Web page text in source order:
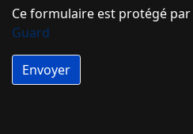
Ce formulaire est protégé par
Guard
Envoyer